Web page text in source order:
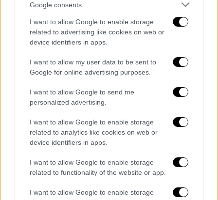
Google consents
I want to allow Google to enable storage
related to advertising like cookies on web or
device identifiers in apps.
I want to allow my user data to be sent to
Google for online advertising purposes.
I want to allow Google to send me
personalized advertising.
I want to allow Google to enable storage
related to analytics like cookies on web or
device identifiers in apps.
I want to allow Google to enable storage
related to functionality of the website or app.
I want to allow Google to enable storage
Η είσοδος του Γιαννιώτα στο β' ημίχρονο
αποδείχθηκε καταλυτική, καθώς στο 63’
έβγαλε εξαιρετική ασίστ στον Μορόν, ο
οποίος πλάσαρε ιδανικά για το 0-1. Η εικόνα
έδειχνε πως ο Άρης είχε τον έλεγχο,
ωστόσο η Αράζ εκμεταλλεύτηκε τις
διάστημα τριών λεπτών ανέτρεψε το σκορ.
Ο Σάντος στο 75’ και ο Αντράντε στο 78’
σκόραραν για τους γηπεδούχους,
διαμορφώνοντας το τελικό 2-1. Μάλιστα
στο φινάλε του ματς χάθηκε ακόμα μία
μεγάλη ευκαιρία των γηπεδούχων για το 3-1.
Ο Άρης επιστρέφει στη Θεσσαλονίκη για τη
ρεβάνς, όπου θα αναζητήσει νίκη με